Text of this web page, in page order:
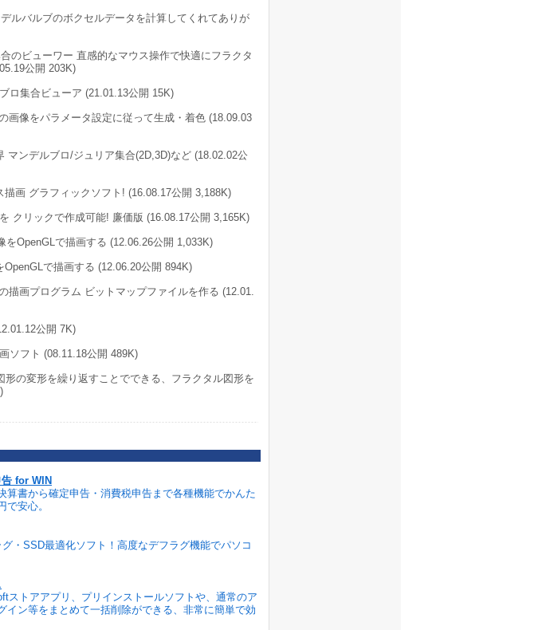
ルバルブのボクセルデータを計算してくれてありが
のビューワー 直感的なマウス操作で快適にフラクタ
公開 203K)
ロ集合ビューア (21.01.13公開 15K)
画像をパラメータ設定に従って生成・着色 (18.09.03
マンデルブロ/ジュリア集合(2D,3D)など (18.02.02公
描画 グラフィックソフト! (16.08.17公開 3,188K)
クリックで作成可能! 廉価版 (16.08.17公開 3,165K)
をOpenGLで描画する (12.06.26公開 1,033K)
で描画する (12.06.20公開 894K)
描画プログラム ビットマップファイルを作る (12.01.
公開 7K)
ソフト (08.11.18公開 489K)
形の変形を繰り返すことでできる、フラクタル図形を
告 for WIN
算書から確定申告・消費税申告まで各種機能でかんた
安心。
・SSD最適化ソフト！高度なデフラグ機能でパソコ
ストアアプリ、プリインストールソフトや、通常のア
イン等をまとめて一括削除ができる、非常に簡単で効